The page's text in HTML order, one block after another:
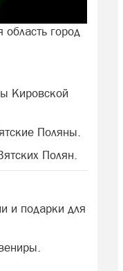
область город
Кировской
Поляны.
Полян.
и подарки для